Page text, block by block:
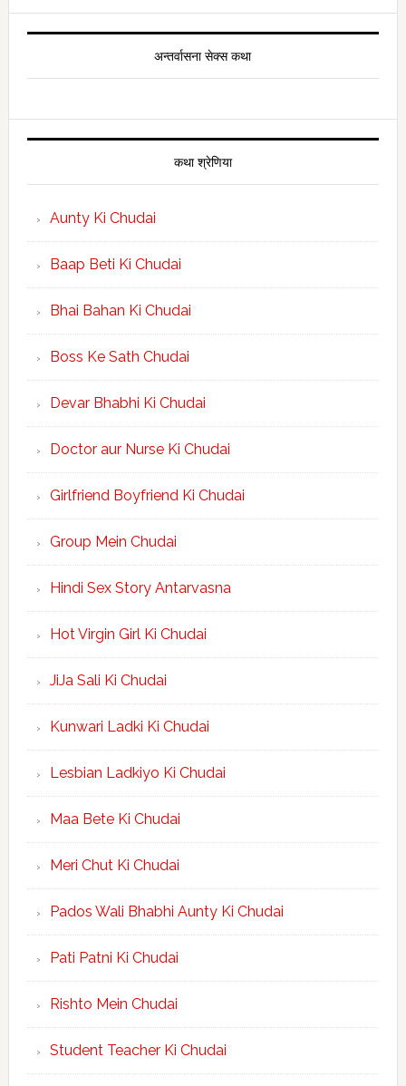
अन्तर्वासना सेक्स कथा
कथा श्रेणिया
Aunty Ki Chudai
Baap Beti Ki Chudai
Bhai Bahan Ki Chudai
Boss Ke Sath Chudai
Devar Bhabhi Ki Chudai
Doctor aur Nurse Ki Chudai
Girlfriend Boyfriend Ki Chudai
Group Mein Chudai
Hindi Sex Story Antarvasna
Hot Virgin Girl Ki Chudai
JiJa Sali Ki Chudai
Kunwari Ladki Ki Chudai
Lesbian Ladkiyo Ki Chudai
Maa Bete Ki Chudai
Meri Chut Ki Chudai
Pados Wali Bhabhi Aunty Ki Chudai
Pati Patni Ki Chudai
Rishto Mein Chudai
Student Teacher Ki Chudai